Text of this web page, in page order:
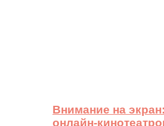
Внимание на
онлайн-